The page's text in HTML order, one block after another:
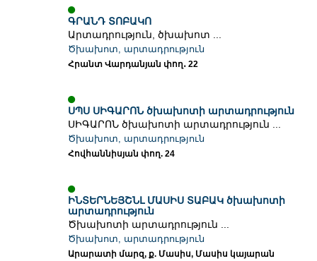
ԳՐԱՆԴ ՏՈԲԱԿՈ
Արտադրություն, ծխախոտ ...
Ծխախոտ, արտադրություն
Հրանտ Վարդանյան փող․ 22
ՍՊՍ ՍԻԳԱՐՈՆ ծխախոտի արտադրություն
ՍԻԳԱՐՈՆ ծխախոտի արտադրություն ...
Ծխախոտ, արտադրություն
Հովհաննիսյան փող. 24
ԻՆՏԵՐՆԵՅՇՆԼ ՄԱՍԻՍ ՏԱԲԱԿ ծխախոտի
արտադրություն
Ծխախոտի արտադրություն ...
Ծխախոտ, արտադրություն
Արարատի մարզ, ք. Մասիս, Մասիս կայարան